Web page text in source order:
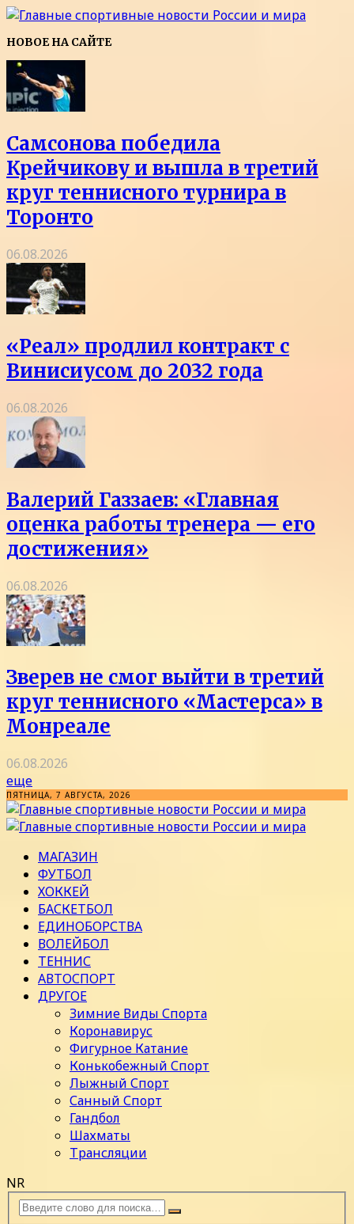
НОВОЕ НА САЙТЕ
Самсонова победила
Крейчикову и вышла в третий
круг теннисного турнира в
Торонто
06.08.2026
«Реал» продлил контракт с
Винисиусом до 2032 года
06.08.2026
Валерий Газзаев: «Главная
оценка работы тренера — его
достижения»
06.08.2026
Зверев не смог выйти в третий
круг теннисного «Мастерса» в
Монреале
06.08.2026
еще
ПЯТНИЦА, 7 АВГУСТА, 2026
МАГАЗИН
ФУТБОЛ
ХОККЕЙ
БАСКЕТБОЛ
ЕДИНОБОРСТВА
ВОЛЕЙБОЛ
ТЕННИС
АВТОСПОРТ
ДРУГОЕ
Зимние Виды Спорта
Коронавирус
Фигурное Катание
Конькобежный Спорт
Лыжный Спорт
Санный Спорт
Гандбол
Шахматы
Трансляции
NR